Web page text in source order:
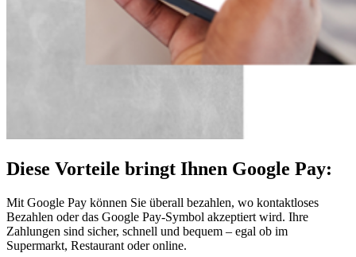
Diese Vorteile bringt Ihnen Google Pay:
Mit Google Pay können Sie überall bezahlen, wo kontaktloses
Bezahlen oder das Google Pay-Symbol akzeptiert wird. Ihre
Zahlungen sind sicher, schnell und bequem – egal ob im
Supermarkt, Restaurant oder online.